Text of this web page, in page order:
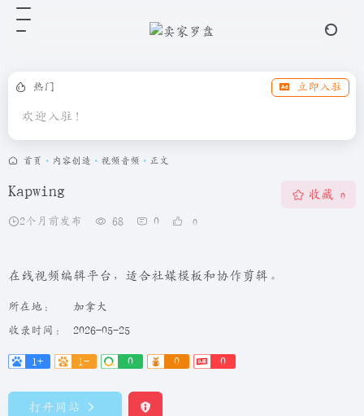
热门 立即入驻
欢迎入驻！
首页 • 内容创造 • 视频音频 • 正文
Kapwing
2个月前发布 68 0 0
收藏 0
在线视频编辑平台，适合社媒模板和协作剪辑。
所在地： 加拿大
收录时间： 2026-05-25
1+ 1- 0 0 0
打开网站